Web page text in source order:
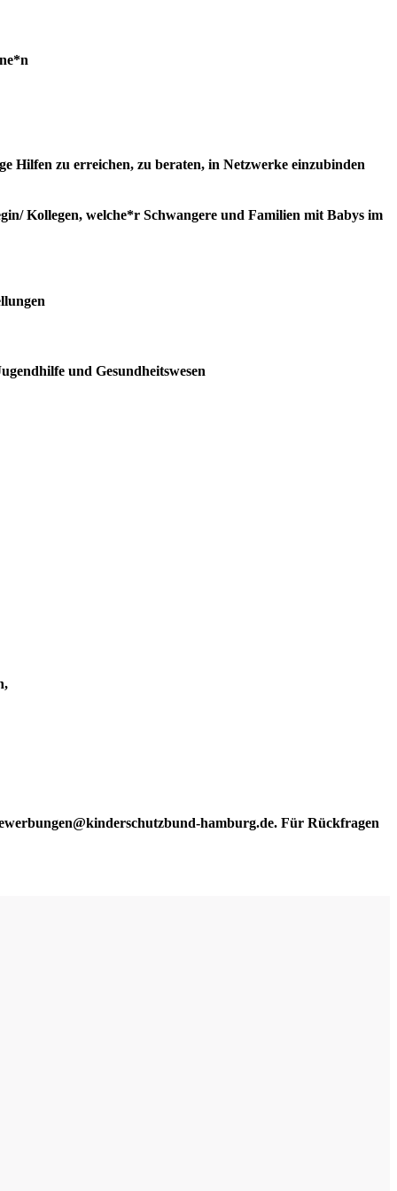
Hilfen zu erreichen, zu beraten, in Netzwerke einzubinden
Kollegen, welche*r Schwangere und Familien mit Babys im
und Gesundheitswesen
hamburg.de. Für Rückfragen